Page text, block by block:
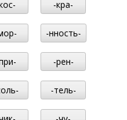
-кра-
-нность-
-рен-
-тель-